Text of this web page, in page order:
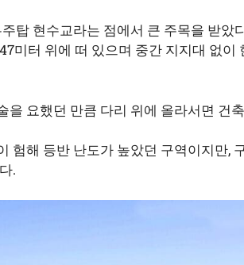
탑 현수교라는 점에서 큰 주목을 받았
미터 위에 떠 있으며 중간 지지대 없이
을 요했던 만큼 다리 위에 올라서면 건
험해 등반 난도가 높았던 구역이지만,
.